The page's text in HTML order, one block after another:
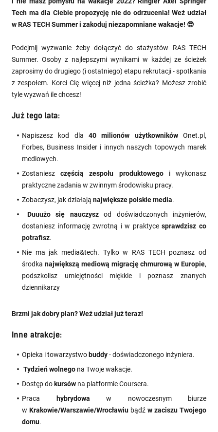
Tech ma dla Ciebie propozycję nie do odrzucenia! Weź udział
w RAS TECH Summer i zakoduj niezapomniane wakacje! 😎
Podejmij wyzwanie żeby dołączyć do stażystów RAS TECH
Summer. Osoby z najlepszymi wynikami w każdej ze ścieżek
zaprosimy do drugiego (i ostatniego) etapu rekrutacji - spotkania
z zespołem. Korci Cię więcej niż jedna ścieżka? Możesz zrobić
tyle wyzwań ile chcesz!
Już tego lata:
Napiszesz kod dla 40 milionów użytkownikówOnet.pl,
Forbes, Business Insider i innych naszych topowych marek
mediowych.
Zostanieszczęścią zespołu produktowegoi wykonasz
praktyczne zadania w zwinnym środowisku pracy.
Zobaczysz, jak działają największe polskie media.
Duuużo się nauczyszod doświadczonych inżynierów,
dostaniesz informację zwrotną i w praktycesprawdzisz co
potrafisz.
Nie ma jak media&tech. Tylko w RAS TECH poznasz od
środka największą mediową migrację chmurową w Europie,
podszkolisz umiejętności miękkie i poznasz znanych
dziennikarzy
Brzmi jak dobry plan? Weź udział już teraz!
Inne atrakcje:
Opieka i towarzystwo buddy- doświadczonego inżyniera.
Tydzień wolnegona Twoje wakacje.
Dostęp do kursówna platformie Coursera.
Praca
hybrydowa w nowoczesnym biurze
w Krakowie/Warszawie/Wrocławiu bądź w zaciszu Twojego
domu.